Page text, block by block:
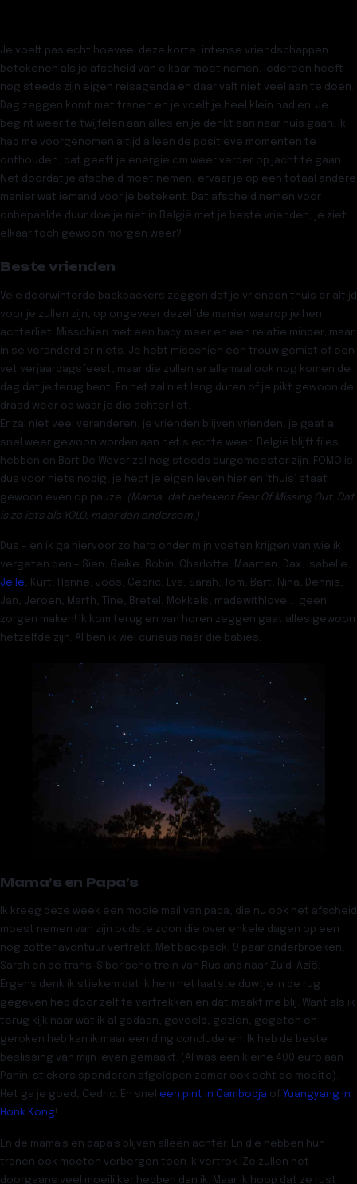
Je voelt pas echt hoeveel deze korte, intense vriendschappen
betekenen als je afscheid van elkaar moet nemen. Iedereen heeft
nog steeds zijn eigen reisagenda en daar valt niet veel aan te doen.
Dag zeggen komt met tranen en je voelt je heel klein nadien. Je
begint weer te twijfelen aan alles en je denkt aan naar huis gaan. Ik
had me voorgenomen altijd alleen de positieve momenten te
onthouden, dat geeft je energie om weer verder op jacht te gaan.
Net doordat je afscheid moet nemen, ervaar je op een totaal andere
manier wat iemand voor je betekent. Dat afscheid nemen voor
onbepaalde duur doe je niet in België met je beste vrienden, je ziet
elkaar toch gewoon morgen weer?
Beste vrienden
Vele doorwinterde backpackers zeggen dat je vrienden thuis er altijd
voor je zullen zijn, op ongeveer dezelfde manier waarop je hen
achterliet. Misschien met een baby meer en een relatie minder, maar
in sé veranderd er niets. Je hebt misschien een trouw gemist of een
vet verjaardagsfeest, maar die zullen er allemaal ook nog komen de
dag dat je terug bent. En het zal niet lang duren of je pikt gewoon de
draad weer op waar je die achter liet.
Er zal niet veel veranderen, je vrienden blijven vrienden, je gaat al
snel weer gewoon worden aan het slechte weer, België blijft files
hebben en Bart De Wever zal nog steeds burgemeester zijn. FOMO is
dus voor niets nodig, je hebt je eigen leven hier en ‘thuis’ staat
gewoon even op pauze. (Mama, dat betekent Fear Of Missing Out. Dat
is zo iets als YOLO, maar dan andersom.)
Dus – en ik ga hiervoor zo hard onder mijn voeten krijgen van wie ik
vergeten ben – Sien, Geike, Robin, Charlotte, Maarten, Dax, Isabelle,
Jelle, Kurt, Hanne, Joos, Cedric, Eva, Sarah, Tom, Bart, Nina, Dennis,
Jan, Jeroen, Marth, Tine, Bretel, Mokkels, madewithlove… geen
zorgen maken! Ik kom terug en van horen zeggen gaat alles gewoon
hetzelfde zijn. Al ben ik wel curieus naar die babies.
Mama’s en Papa’s
Ik kreeg deze week een mooie mail van papa, die nu ook net afscheid
moest nemen van zijn oudste zoon die over enkele dagen op een
nog zotter avontuur vertrekt. Met backpack, 9 paar onderbroeken,
Sarah en de trans-Siberische trein van Rusland naar Zuid-Azië.
Ergens denk ik stiekem dat ik hem het laatste duwtje in de rug
gegeven heb door zelf te vertrekken en dat maakt me blij. Want als ik
terug kijk naar wat ik al gedaan, gevoeld, gezien, gegeten en
geroken heb kan ik maar een ding concluderen. Ik heb de beste
beslissing van mijn leven gemaakt. (Al was een kleine 400 euro aan
Panini stickers spenderen afgelopen zomer ook echt de moeite).
Het ga je goed, Cedric. En snel een pint in Cambodja of Yuangyang in
Honk Kong!
En de mama’s en papa’s blijven alleen achter. En die hebben hun
tranen ook moeten verbergen toen ik vertrok. Ze zullen het
doorgaans veel moeilijker hebben dan ik. Maar ik hoop dat ze rust